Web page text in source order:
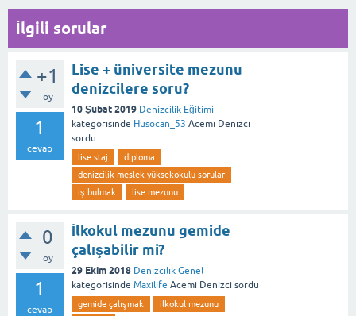
İlgili sorular
+1
oy
1
cevap
Lise + üniversite mezunu
denizcilere soru?
10 Şubat 2019 Denizcilik Eğitimi
kategorisinde Husocan_53 Acemi Denizci
sordu
lise staj
diploma
denizcilik meslek yüksekokulu sorular
iş bulmak
lise mezunu
0
oy
1
cevap
İlkokul mezunu gemide
çalışabilir mi?
29 Ekim 2018 Denizcilik Genel
kategorisinde Maxilife Acemi Denizci sordu
gemide çalışmak
ilkokul mezunu